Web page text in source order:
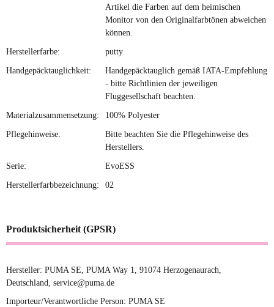
Artikel die Farben auf dem heimischen
Monitor von den Originalfarbtönen abweichen
können.
Herstellerfarbe: putty
Handgepäcktauglichkeit:
Handgepäcktauglich gemäß IATA-Empfehlung
- bitte Richtlinien der jeweiligen
Fluggesellschaft beachten.
Materialzusammensetzung: 100% Polyester
Pflegehinweise:
Bitte beachten Sie die Pflegehinweise des
Herstellers.
Serie: EvoESS
Herstellerfarbbezeichnung: 02
Produktsicherheit (GPSR)
Hersteller: PUMA SE, PUMA Way 1, 91074 Herzogenaurach,
Deutschland, service@puma.de
Importeur/Verantwortliche Person: PUMA SE